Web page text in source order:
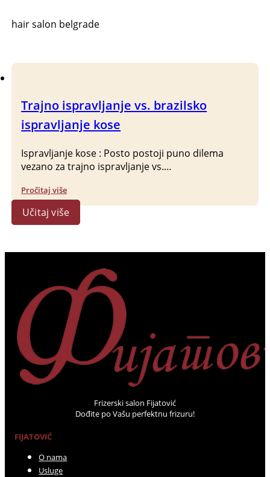
hair salon belgrade
Trajno ispravljanje vs. brazilsko
ispravljanje kose
Ispravljanje kose : Posto postoji puno dilema
vezano za trajno ispravljanje vs.…
Pročitaj više
Učitaj više
Frizerski salon Fijatović
Dođite po Vašu perfektnu frizuru!
FIJATOVIĆ
O nama
Usluge